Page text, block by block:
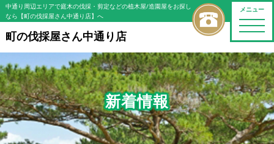
メニュー
toggle
中通り周辺エリアで庭木の伐採・剪定などの植木屋/造園屋をお探し
なら【町の伐採屋さん中通り店】へ
町の伐採屋さん中通り店
新着情報